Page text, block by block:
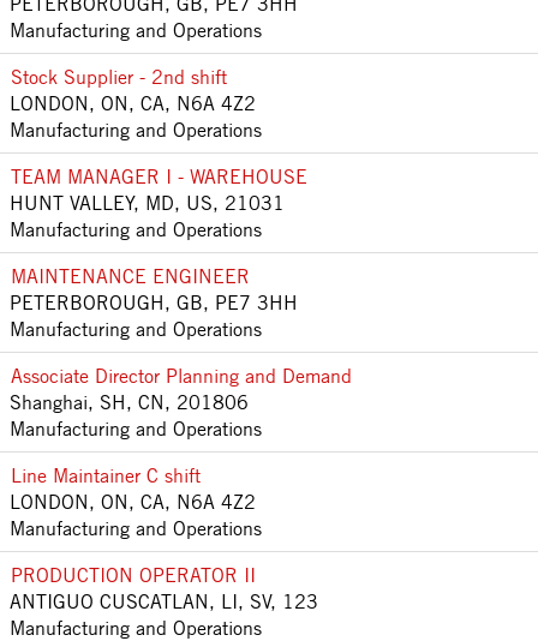
Manufacturing and Operations
Stock Supplier - 2nd shift
LONDON, ON, CA, N6A 4Z2
Manufacturing and Operations
TEAM MANAGER I - WAREHOUSE
HUNT VALLEY, MD, US, 21031
Manufacturing and Operations
MAINTENANCE ENGINEER
PETERBOROUGH, GB, PE7 3HH
Manufacturing and Operations
Associate Director Planning and Demand
Shanghai, SH, CN, 201806
Manufacturing and Operations
Line Maintainer C shift
LONDON, ON, CA, N6A 4Z2
Manufacturing and Operations
PRODUCTION OPERATOR II
ANTIGUO CUSCATLAN, LI, SV, 123
Manufacturing and Operations